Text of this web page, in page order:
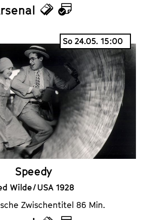
T
c
k
e
t
s
K
a
l
e
n
e
So 24.05. 15:00
Speedy
Wilde / USA 1928
Zwischentitel 86 Min.